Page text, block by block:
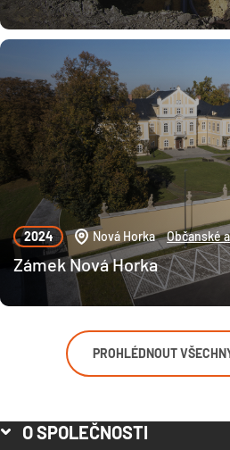
Zámek Nová Horka
2024 Nová Horka Občanské
PROHLÉDNOUT
O SPOLEČNOSTI